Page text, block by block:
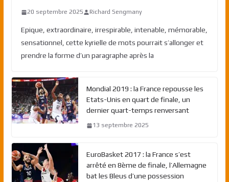
20 septembre 2025 Richard Sengmany
Epique, extraordinaire, irrespirable, intenable, mémorable,
sensationnel, cette kyrielle de mots pourrait s’allonger et
prendre la forme d’un paragraphe après la
Mondial 2019 : la France repousse les
Etats-Unis en quart de finale, un
dernier quart-temps renversant
13 septembre 2025
EuroBasket 2017 : la France s’est
arrêté en 8ème de finale, l’Allemagne
bat les Bleus d’une possession